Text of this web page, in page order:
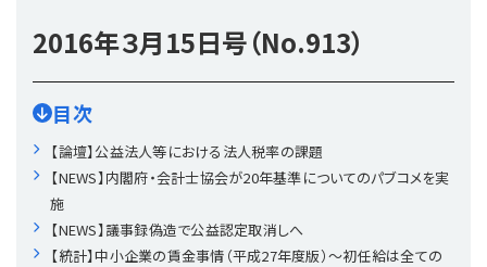
理事会
評議員会・社員総会
理事・監事
会計・税務
定期提出書類
会計処理
労務
労務
労務管理
法務
法務
経営
2016年３月15日号（No.913）
目次
【論壇】公益法人等における法人税率の課題
【NEWS】内閣府・会計士協会が20年基準についてのパブコメを実
施
【NEWS】議事録偽造で公益認定取消しへ
【統計】中小企業の賃金事情（平成27年度版）〜初任給は全ての